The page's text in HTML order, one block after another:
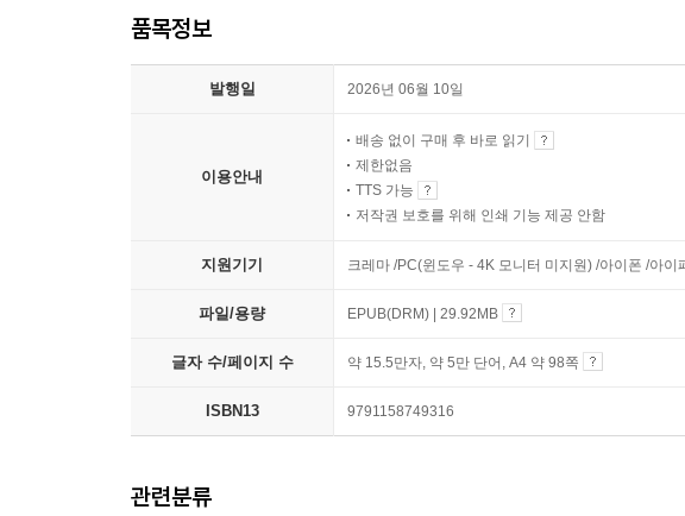
품목정보
발행일 2026년 06월 10일
이용안내
배송 없이 구매 후 바로 읽기
제한없음
TTS 가능
저작권 보호를 위해 인쇄 기능 제공 안함
지원기기 크레마 /PC(윈도우 - 4K 모니터 미지원) /아이폰 /아
파일/용량 EPUB(DRM) | 29.92MB
글자 수/페이지 수 약 15.5만자, 약 5만 단어, A4 약 98쪽
ISBN13 9791158749316
관련분류